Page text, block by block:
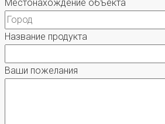
Местонахождение объекта
Название продукта
Ваши пожелания